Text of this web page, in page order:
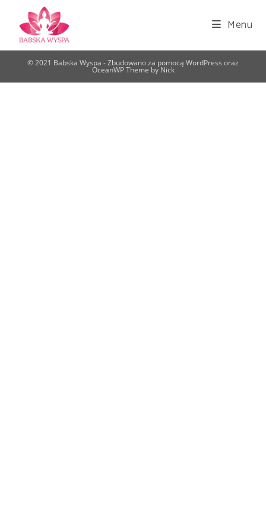
Menu
© 2021 Babska Wyspa - Zbudowano za pomocą WordPress oraz
OceanWP Theme by Nick